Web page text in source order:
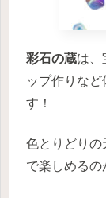
彩石の蔵は、
ップ作りな
す！
色とりどりの
で楽しめるの